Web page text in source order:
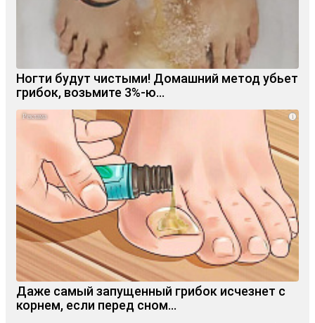
Ногти будут чистыми! Домашний метод убьет
грибок, возьмите 3%-ю…
i
Даже самый запущенный грибок исчезнет с
корнем, если перед сном…